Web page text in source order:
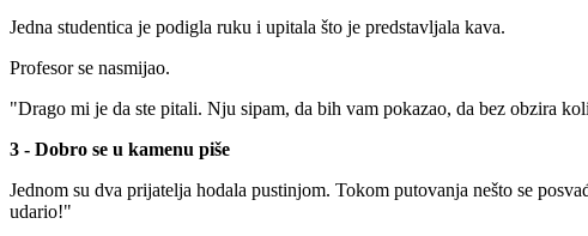
Jedna studentica je podigla ruku i upitala što je predstavljala kava.
Profesor se nasmijao.
"Drago mi je da ste pitali. Nju sipam, da bih vam pokazao, da bez obzira
3 - Dobro se u kamenu piše
Jednom su dva prijatelja hodala pustinjom. Tokom putovanja nešto se
udario!"